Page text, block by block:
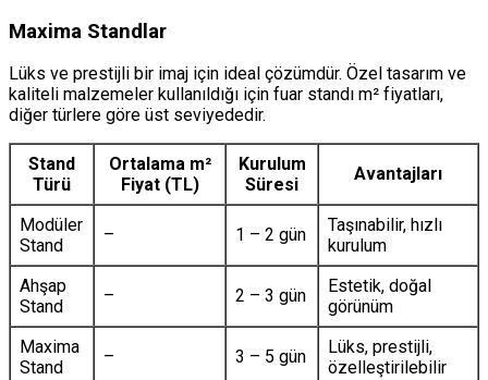
Maxima Standlar
Lüks ve prestijli bir imaj için ideal çözümdür. Özel tasarım ve
kaliteli malzemeler kullanıldığı için fuar standı m² fiyatları,
diğer türlere göre üst seviyededir.
Stand
Türü
Ortalama m²
Fiyat (TL)
Kurulum
Süresi
Avantajları
Modüler
Stand
– 1 – 2 gün
Taşınabilir, hızlı
kurulum
Ahşap
Stand
– 2 – 3 gün
Estetik, doğal
görünüm
Maxima
Stand
– 3 – 5 gün
Lüks, prestijli,
özelleştirilebilir